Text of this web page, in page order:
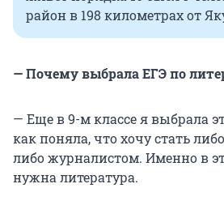
район в 198 километрах от
— Почему выбрала ЕГЭ по
— Еще в 9-м классе я выбрала
как поняла, что хочу стать
либо журналистом. Именно в
нужна литература.